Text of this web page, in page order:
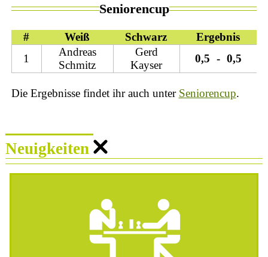
Seniorencup
# Weiß Schwarz
Ergebnis
1
Andreas
Schmitz
Gerd
Kayser
0,5 - 0,5
Die Ergebnisse findet ihr auch unter Seniorencup.
Neuigkeiten